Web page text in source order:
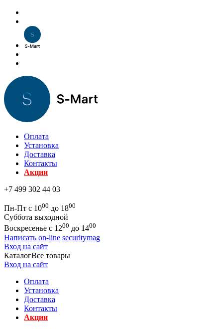
Оплата
Установка
Доставка
Контакты
Акции
+7 499 302 44 03
Пн-Пт с 1000 до 1800
Суббота выходной
Воскресенье с 1200 до 1400
Написать on-line securitymag
Вход на сайт
КаталогВсе товары
Вход на сайт
Оплата
Установка
Доставка
Контакты
Акции